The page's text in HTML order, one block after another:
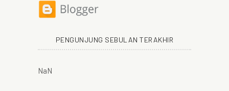
PENGUNJUNG SEBULAN TERAKHIR
NaN